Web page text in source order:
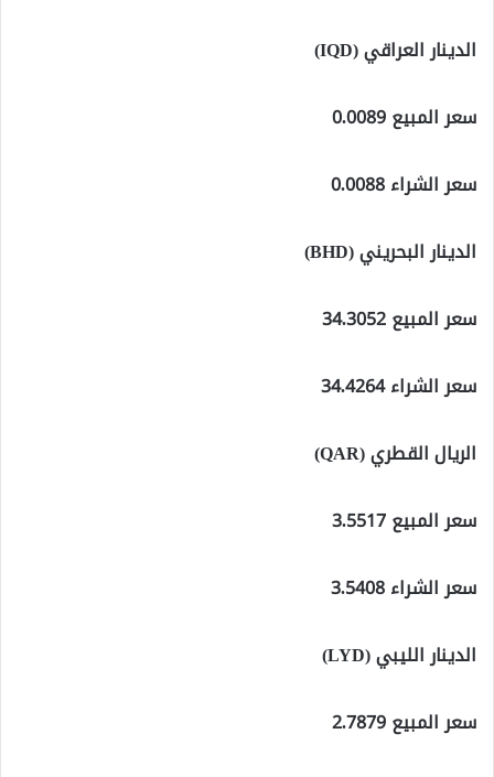
الدينار العراقي (IQD)
سعر المبيع 0.0089
سعر الشراء 0.0088
الدينار البحريني (BHD)
سعر المبيع 34.3052
سعر الشراء 34.4264
الريال القطري (QAR)
سعر المبيع 3.5517
سعر الشراء 3.5408
الدينار الليبي (LYD)
سعر المبيع 2.7879